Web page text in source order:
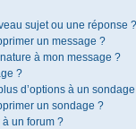
sujet ou une réponse ?
un message ?
à mon message ?
?
d’options à un
un sondage ?
un forum ?